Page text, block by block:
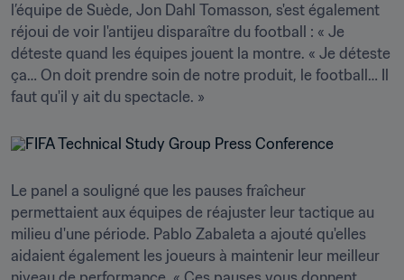
l’équipe de Suède, Jon Dahl Tomasson, s'est également
réjoui de voir l'antijeu disparaître du football : « Je
déteste quand les équipes jouent la montre. « Je déteste
ça… On doit prendre soin de notre produit, le football… Il
faut qu'il y ait du spectacle. »
Le panel a souligné que les pauses fraîcheur
permettaient aux équipes de réajuster leur tactique au
milieu d'une période. Pablo Zabaleta a ajouté qu'elles
aidaient également les joueurs à maintenir leur meilleur